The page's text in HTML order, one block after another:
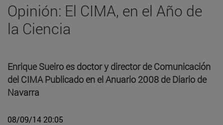
Opinión: El CIMA, en el Año de
la Ciencia
Enrique Sueiro es doctor y director de Comunicación
del CIMA Publicado en el Anuario 2008 de Diario de
Navarra
08/09/14 20:05